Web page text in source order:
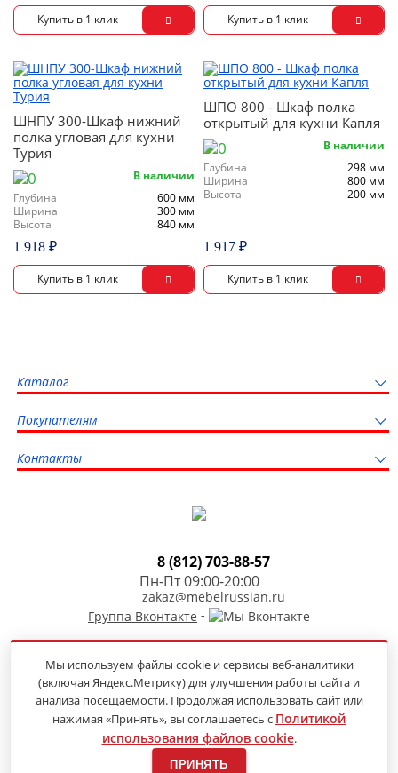
ШНПУ 300-Шкаф нижний
полка угловая для кухни
Турия
В наличии
Глубина
600 мм
Ширина
300 мм
Высота
840 мм
1 918 ₽
ШПО 800 - Шкаф полка
открытый для кухни Капля
В наличии
Глубина
298 мм
Ширина
800 мм
Высота
200 мм
1 917 ₽
8 (812) 703-88-57
Пн-Пт 09:00-20:00
zakaz@mebelrussian.ru
Группа Вконтакте -
Продвижение сайта
© 2014-2026 «Мебель из России» —
онлайн-гипермаркет недорогой мебели
Каталог
Покупателям
Контакты
Мы используем файлы cookie и сервисы веб-аналитики
(включая Яндекс.Метрику) для улучшения работы сайта и
анализа посещаемости. Продолжая использовать сайт или
нажимая «Принять», вы соглашаетесь с Политикой
использования файлов cookie.
ПРИНЯТЬ